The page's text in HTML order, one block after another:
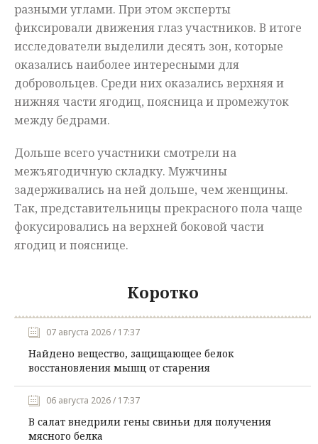
разными углами. При этом эксперты
фиксировали движения глаз участников. В итоге
исследователи выделили десять зон, которые
оказались наиболее интересными для
добровольцев. Среди них оказались верхняя и
нижняя части ягодиц, поясница и промежуток
между бедрами.
Дольше всего участники смотрели на
межъягодичную складку. Мужчины
задерживались на ней дольше, чем женщины.
Так, представительницы прекрасного пола чаще
фокусировались на верхней боковой части
ягодиц и пояснице.
Коротко
07 августа 2026 / 17:37
Найдено вещество, защищающее белок
восстановления мышц от старения
06 августа 2026 / 17:37
В салат внедрили гены свиньи для получения
мясного белка